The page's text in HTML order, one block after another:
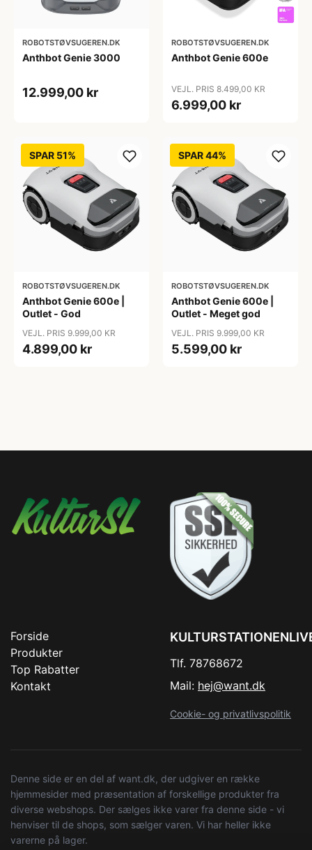
ROBOTSTØVSUGEREN.DK
Anthbot Genie 3000
12.999,00 kr
ROBOTSTØVSUGEREN.DK
Anthbot Genie 600e
VEJL. PRIS 8.499,00 KR
6.999,00 kr
SPAR 51%
ROBOTSTØVSUGEREN.DK
Anthbot Genie 600e |
Outlet - God
VEJL. PRIS 9.999,00 KR
4.899,00 kr
SPAR 44%
ROBOTSTØVSUGEREN.DK
Anthbot Genie 600e |
Outlet - Meget god
VEJL. PRIS 9.999,00 KR
5.599,00 kr
Forside
Produkter
Top Rabatter
Kontakt
Tlf. 78768672
Mail: hej@want.dk
Cookie- og privatlivspolitik
Denne side er en del af want.dk, der udgiver en række
hjemmesider med præsentation af forskellige produkter fra
diverse webshops. Der sælges ikke varer fra denne side - vi
henviser til de shops, som sælger varen. Vi har heller ikke
varerne på lager.